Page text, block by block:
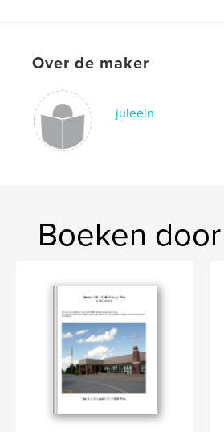
Over de maker
juleeln
Boeken